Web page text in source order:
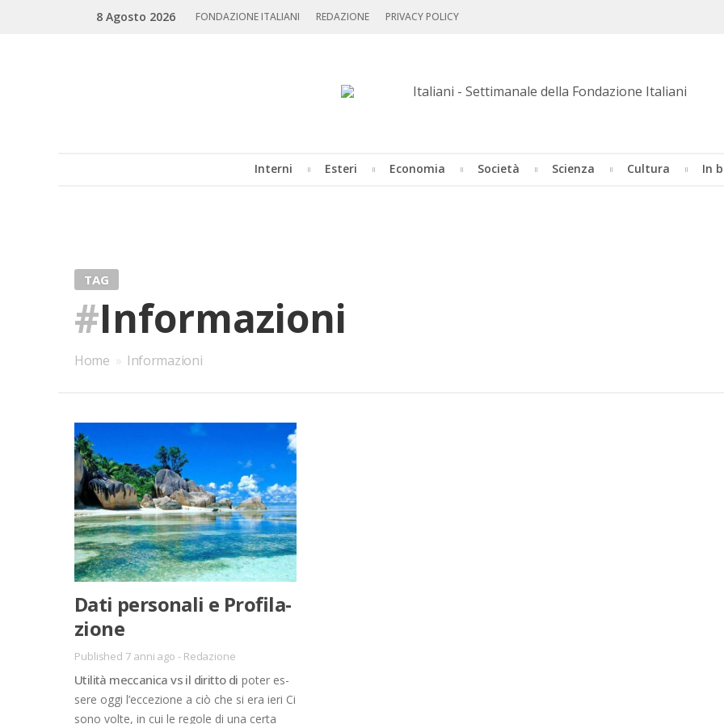
Search
8 Agosto 2026 FONDAZIONE ITALIANI REDAZIONE PRIVACY POLICY
Interni Esteri Economia Società Scienza Cultura In
TAG
#Informazioni
Home » Informazioni
Dati per­so­na­li e Pro­fi­la­
zio­ne
Published 7 anni ago - Redazione
Uti­li­tà mec­ca­ni­ca vs il di­rit­to di po­ter es­
se­re oggi l’ec­ce­zio­ne a ciò che si era ieri Ci
sono vol­te, in cui le re­go­le di una cer­ta